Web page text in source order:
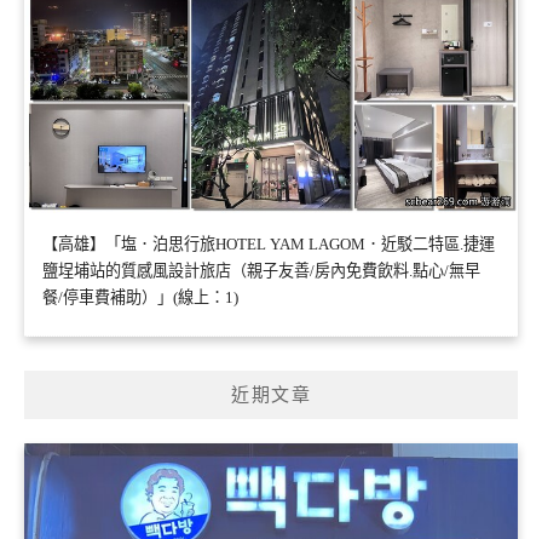
【高雄】「塩．泊思行旅HOTEL YAM LAGOM．近駁二特區.捷運
鹽埕埔站的質感風設計旅店（親子友善/房內免費飲料.點心/無早
餐/停車費補助）」(線上：1)
近期文章